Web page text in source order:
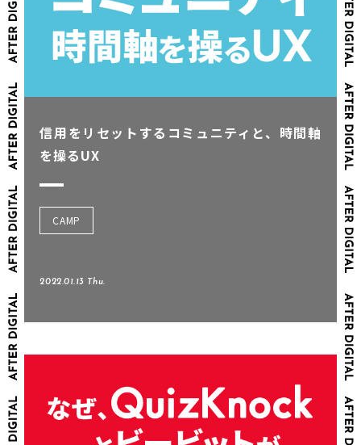
信用をリセットするコミュニティと、時間軸
を操るUX
CAMP
2022.01.13 Thu.